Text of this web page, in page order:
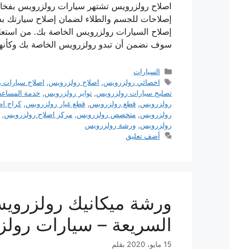
اصلاح رولزرويس تشتهر سيارات رولزرويس
إصلاحات للجسم والطلاء لضمان إصلاح
إصلاح السيارات رولزرويس الخاصة بك. من
سوف نضمن أن تبدو رولزرويس الخاصة بك
التصنيفات
السيارات
الوسوم
اخصائي رولزرويس, اصلاح رولزرويس, اصلاح
تصليح سيارات رولزرويس, تواير رولزرويس, خدمة
رولزرويس, قطع رولزرويس, قطع غيار رولزرويس, كراج
رولزرويس, متخصص رولزرويس, مركز اصلاح رولزرويس,
رولزرويس, ورشة رولزرويس
أضف تعليق
السريعة – سيارات
15 مايو، 2020 بقلم